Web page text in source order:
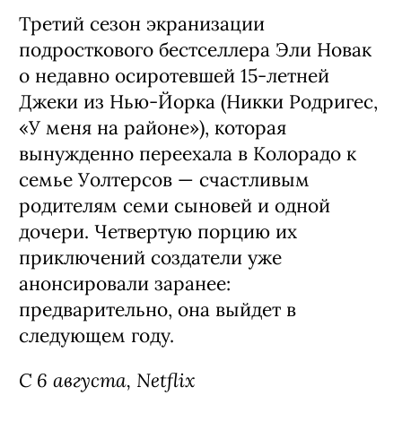
Третий сезон экранизации
подросткового бестселлера Эли Новак
о недавно осиротевшей 15-летней
Джеки из Нью-Йорка (Никки Родригес,
«У меня на районе»), которая
вынужденно переехала в Колорадо к
семье Уолтерсов — счастливым
родителям семи сыновей и одной
дочери. Четвертую порцию их
приключений создатели уже
анонсировали заранее:
предварительно, она выйдет в
следующем году.
С 6 августа, Netflix